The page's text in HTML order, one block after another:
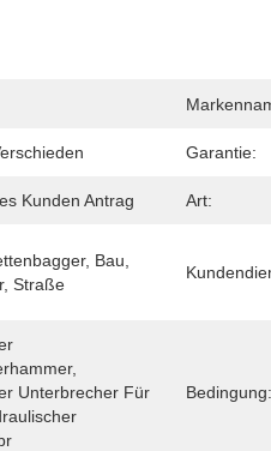
Garantie:
Kunden Antrag Art:
Bau,
Straße
Unterbrecher Für
Bedingung: